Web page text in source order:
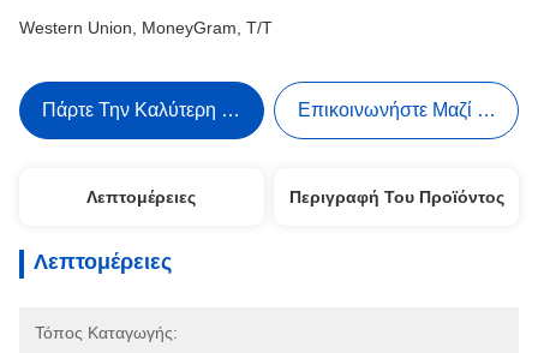
Western Union, MoneyGram, T/T
Πάρτε Την Καλύτερη Τιμή Επικοινωνήστε Μαζί Μας
Λεπτομέρειες Περιγραφή Του Προϊόντος
Λεπτομέρειες
Τόπος Καταγωγής: